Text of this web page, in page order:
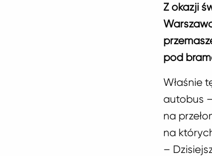
Z okazji
pod
Właśnie
autobus
na
na
–